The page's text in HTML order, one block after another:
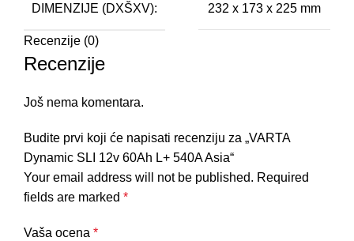
DIMENZIJE (DXŠXV): 232 x 173 x 225 mm
Recenzije (0)
Recenzije
Još nema komentara.
Budite prvi koji će napisati recenziju za „VARTA
Dynamic SLI 12v 60Ah L+ 540A Asia“
Your email address will not be published. Required
fields are marked *
Vaša ocena *